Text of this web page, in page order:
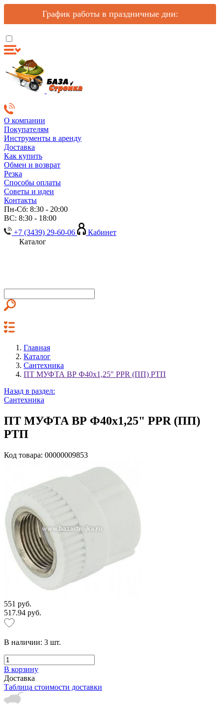
График работы в праздничные дни:
О компании
Покупателям
Инструменты в аренду
Доставка
Как купить
Обмен и возврат
Резка
Способы оплаты
Советы и идеи
Контакты
Пн-Сб: 8:30 - 20:00
ВС: 8:30 - 18:00
+7 (3439) 29-60-06
Кабинет
Каталог
Главная
Каталог
Сантехника
ПТ МУФТА ВР Ф40х1,25" PPR (ПП) РТП
Назад в раздел:
Сантехника
ПТ МУФТА ВР Ф40х1,25" PPR (ПП)
РТП
Код товара: 00000009853
551 руб.
517.94 руб.
В наличии: 3 шт.
В корзину
Доставка
Таблица стоимости доставки